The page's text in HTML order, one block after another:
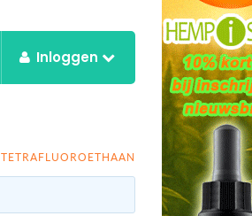
Inloggen
TETRAFLUOROETHAAN